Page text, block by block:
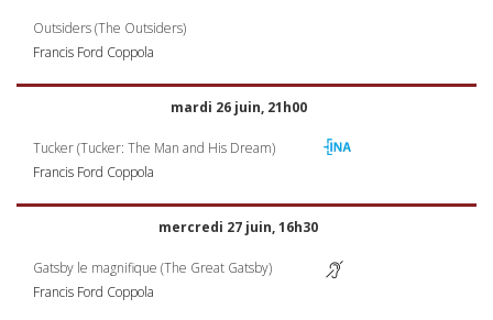
Outsiders (The Outsiders)
Francis Ford Coppola
mardi 26 juin, 21h00
Tucker (Tucker: The Man and His Dream)
Francis Ford Coppola
mercredi 27 juin, 16h30
Gatsby le magnifique (The Great Gatsby)
Francis Ford Coppola